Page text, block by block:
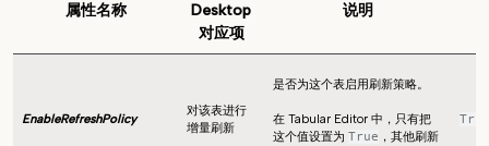
属性名称
Desktop
对应项
说明
EnableRefreshPolicy
对该表进行
增量刷新
是否为这个表启用刷新策略。
在 Tabular Editor 中，只有把
这个值设置为 True ，其他刷新
True